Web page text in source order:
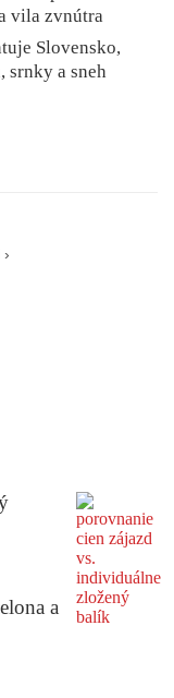
vila zvnútra
Slovensko,
srnky a sneh
a